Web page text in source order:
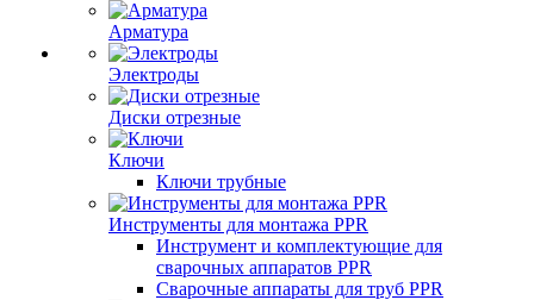
Арматура
Электроды
Диски отрезные
Ключи
Ключи трубные
Инструменты для монтажа PPR
Инструмент и комплектующие для
сварочных аппаратов PPR
Сварочные аппараты для труб PPR